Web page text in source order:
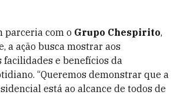
parceria com o Grupo Chespirito,
a ação busca mostrar aos
facilidades e benefícios da
“Queremos demonstrar que a
está ao alcance de todos de